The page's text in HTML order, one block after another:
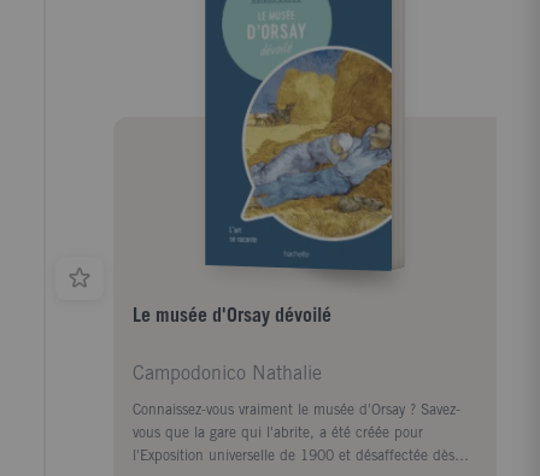
anciennes capitales englouties par la jungle, les
temples perchés au sommet des montagnes et les
bouddhas géants contemplant sereinement l'horizon
du haut de leur promontoire rocheux. Sans oublier la
formidable diversité d'une faune où règnent
éléphants, léopards et baleines, la délicieuse variété
d'une gastronomie teintée de multiples influences et
l'intense religiosité qui transforme chaque fête en une
explosion de couleurs et de ferveur populaire.
Le musée d'Orsay dévoilé
Campodonico Nathalie
Connaissez-vous vraiment le musée d'Orsay ? Savez-
vous que la gare qui l'abrite, a été créée pour
l'Exposition universelle de 1900 et désaffectée dès